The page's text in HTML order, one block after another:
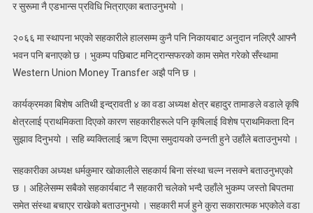
र सुरूमा नै एडभान्स प्रविधि भित्राएका बताउनुभयो ।
२०६६ मा स्थापना भएको सहकारीले हालसम्म कुनै पनि निकायबाट अनुदान नलिएरै आफ्नै
भवन पनि बनाएको छ । भुकम्प पछिबाट मनिट्रान्सफरको काम समेत गरेको सँस्थामा
Western Union Money Transfer अझै पनि छ ।
कार्यक्रमका बिशेष अतिथी इन्द्रावती ४ का वडा अध्यक्ष क्षेत्र बहादुर तामाङले वडाले कृषि
क्षेत्रलाई प्राथमिकता दिएको कारण सहकारीहरूले पनि कृषिलाई विशेष प्राथमिकता दिन
सुझाव दिनुभयो । सहि ब्यक्तिलाई ऋण दिएमा समुदायको उन्नती हुने उहाँले बताउनुभयो ।
सहकारीका अध्यक्ष धर्मकुमार खोकालीले सहकार्य बिना संस्था चल्न नसक्ने बताउनुभएको
छ । अहिलेसम्म सबैको सहकार्यबाट नै सहकारी चलेको भन्दै उहाँले भुकम्प जस्तो बिपतमा
समेत संस्था बचाएर राखेको बताउनुभयो । सहकारी मर्ज हुने कुरा सकारात्मक भएकोले वडा